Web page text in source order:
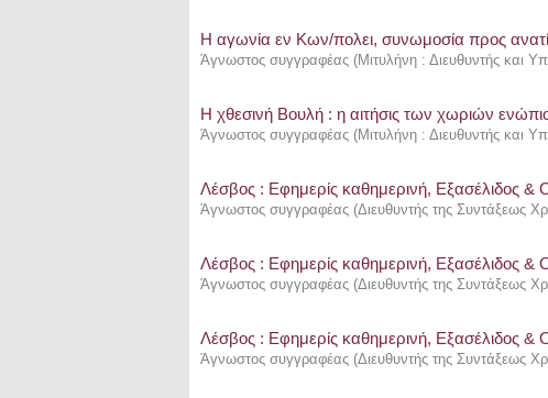
Η αγωνία εν Κων/πολει, συνωμοσία προς
Άγνωστος συγγραφέας (Μιτυλήνη : Διευθυντής και
Η χθεσινή Βουλή : η αιτήσις των χωριών
Άγνωστος συγγραφέας (Μιτυλήνη : Διευθυντής και
Λέσβος : Eφημερίς καθημερινή, Εξασέλιδος &
Άγνωστος συγγραφέας (Διευθυντής της Συντάξεως
Λέσβος : Eφημερίς καθημερινή, Εξασέλιδος &
Άγνωστος συγγραφέας (Διευθυντής της Συντάξεως
Λέσβος : Eφημερίς καθημερινή, Εξασέλιδος &
Άγνωστος συγγραφέας (Διευθυντής της Συντάξεως